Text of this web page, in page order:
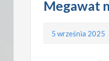
Megawat
5 września 2025